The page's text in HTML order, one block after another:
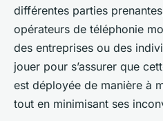
différentes parties
opérateurs de téléphonie
des entreprises ou des
jouer pour s’assurer que
est déployée de manière à
tout en minimisant ses